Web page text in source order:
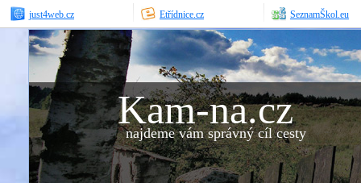
just4web.cz Etřídnice.cz SeznamŠkol.eu
Kam-na.cz
najdeme vám správný cíl cesty